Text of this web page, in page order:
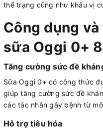
thể trạng cũng như khẩu vị
Công dụng
sữa Oggi 0+
Tăng cường sức đề
Sữa Oggi 0+ có công thức
giúp tăng cường sức đề
các tác nhân gây bệnh từ
Hỗ trợ tiêu hóa